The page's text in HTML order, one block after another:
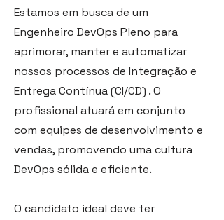
Estamos em busca de um
Engenheiro DevOps Pleno para
aprimorar, manter e automatizar
nossos processos de Integração e
Entrega Contínua (CI/CD) . O
profissional atuará em conjunto
com equipes de desenvolvimento e
vendas, promovendo uma cultura
DevOps sólida e eficiente.
O candidato ideal deve ter